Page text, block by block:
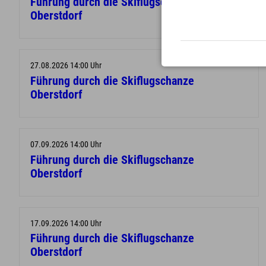
Oberstdorf
27.08.2026 14:00 Uhr
Führung durch die Skiflugschanze
Oberstdorf
07.09.2026 14:00 Uhr
Führung durch die Skiflugschanze
Oberstdorf
17.09.2026 14:00 Uhr
Führung durch die Skiflugschanze
Oberstdorf